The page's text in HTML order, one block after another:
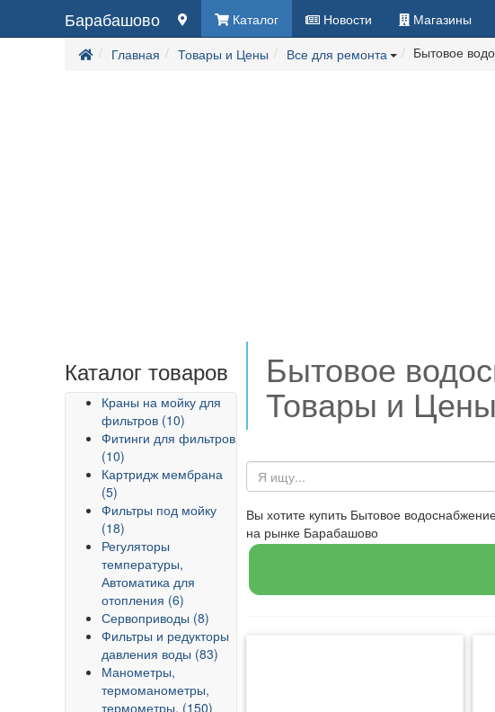
Барабашово Каталог Новости Магазины
Главная
Товары и Цены Все для ремонта Бытовое
Каталог товаров
Краны на мойку для
фильтров (10)
Фитинги для фильтров
(10)
Картридж мембрана
(5)
Фильтры под мойку
(18)
Регуляторы
температуры,
Автоматика для
отопления (6)
Сервоприводы (8)
Фильтры и редукторы
давления воды (83)
Манометры,
термоманометры,
термометры, (150)
Бытовое
Товары и Цены
Вы хотите купить Бытовое
на рынке Барабашово